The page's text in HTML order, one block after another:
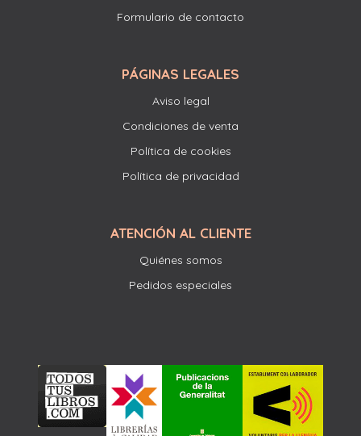
Formulario de contacto
PÁGINAS LEGALES
Aviso legal
Condiciones de venta
Política de cookies
Política de privacidad
ATENCIÓN AL CLIENTE
Quiénes somos
Pedidos especiales